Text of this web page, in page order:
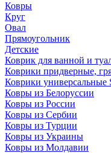
Ковры
Круг
Овал
Прямоугольник
Детские
Коврик для ванной и
Коврики придверные,
Коврики универсальные
Ковры из Белоруссии
Ковры из России
Ковры из Сербии
Ковры из Турции
Ковры из Украины
Ковры из Молдавии